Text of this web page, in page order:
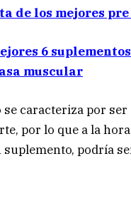
de los mejores
6
muscular
caracteriza por ser
por lo que a la
podría